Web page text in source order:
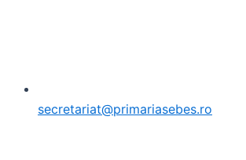
secretariat@primariasebes.ro